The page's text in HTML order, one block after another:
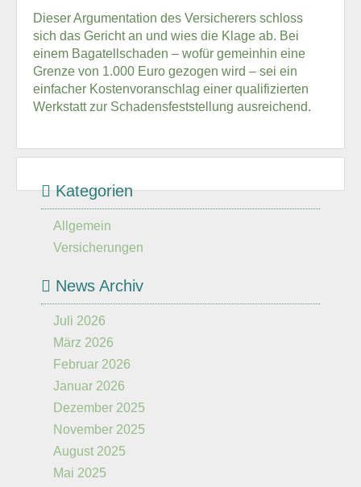
Dieser Argumentation des Versicherers schloss
sich das Gericht an und wies die Klage ab. Bei
einem Bagatellschaden – wofür gemeinhin eine
Grenze von 1.000 Euro gezogen wird – sei ein
einfacher Kostenvoranschlag einer qualifizierten
Werkstatt zur Schadensfeststellung ausreichend.
Kategorien
Allgemein
Versicherungen
News Archiv
Juli 2026
März 2026
Februar 2026
Januar 2026
Dezember 2025
November 2025
August 2025
Mai 2025